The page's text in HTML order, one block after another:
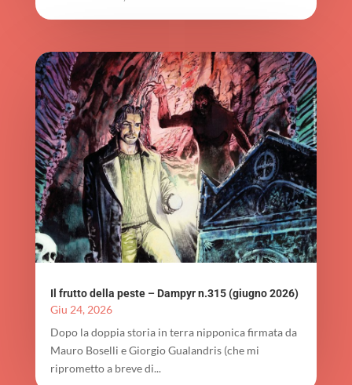
Il frutto della peste – Dampyr n.315 (giugno 2026)
Giu 24, 2026
Dopo la doppia storia in terra nipponica firmata da
Mauro Boselli e Giorgio Gualandris (che mi
riprometto a breve di...